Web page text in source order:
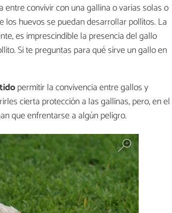
convivir con una gallina o varias solas o
los huevos se puedan desarrollar pollitos. La
es imprescindible la presencia del gallo
Si te preguntas para qué sirve un gallo en
permitir la convivencia entre gallos y
cierta protección a las gallinas, pero, en el
que enfrentarse a algún peligro.